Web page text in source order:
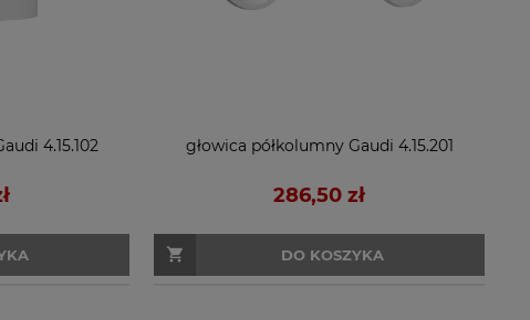
4.15.102 głowica półkolumny Gaudi 4.15.201
286,50 zł
DO KOSZYKA